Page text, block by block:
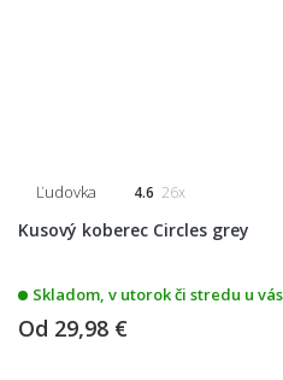
Ľudovka 4.6 26x
Kusový koberec Circles grey
Skladom, v utorok či stredu u vás
Od 29,98 €